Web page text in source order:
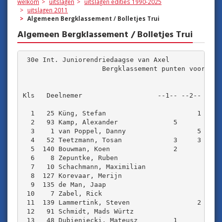
uitslagen 2011
Algemeen Bergklassement / Bolletjes Trui
Algemeen Bergklassement / Bolletjes Trui
30e Int. Juniorendriedaagse van Axel
Bergklassement punten voor de
Kls   Deelnemer                   --1-- --2-- --
1   25 Küng, Stefan                       1
2   93 Kamp, Alexander              5
3    1 van Poppel, Danny                  5
4   52 Teetzmann, Tosan             3     3
5  140 Bouwman, Koen                2
6    8 Zepuntke, Ruben
7   10 Schachmann, Maximilian
8  127 Korevaar, Merijn
9  135 de Man, Jaap
10    7 Zabel, Rick
11  139 Lammertink, Steven
12   91 Schmidt, Mads Würtz
13   48 Dubieniecki, Mateusz